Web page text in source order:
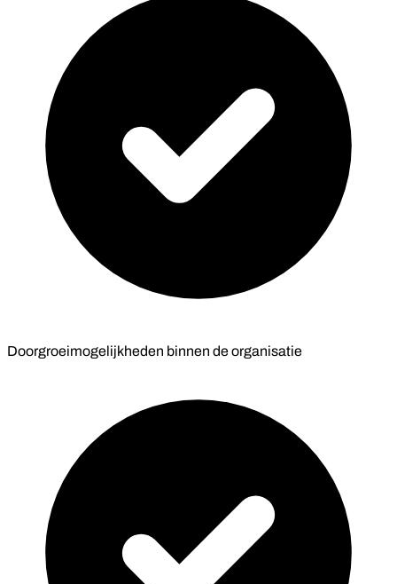
Doorgroeimogelijkheden binnen de organisatie